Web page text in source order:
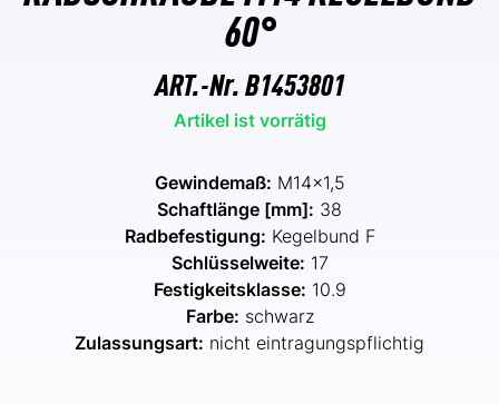
60°
ART.-Nr.B1453801
Artikel ist vorrätig
Gewindemaß: M14x1,5
Schaftlänge [mm]: 38
Radbefestigung: Kegelbund F
Schlüsselweite: 17
Festigkeitsklasse: 10.9
Farbe: schwarz
Zulassungsart: nicht eintragungspflichtig